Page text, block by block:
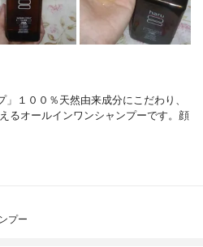
１００％天然由来成分にこだわり、
るオールインワンシャンプーです。顔
プー